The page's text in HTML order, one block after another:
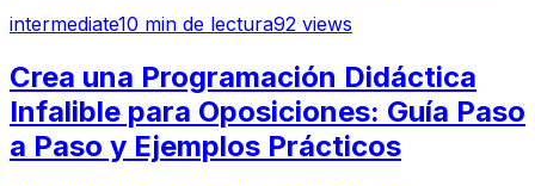
intermediate10 min de lectura92 views
Crea una Programación Didáctica
Infalible para Oposiciones: Guía Paso
a Paso y Ejemplos Prácticos